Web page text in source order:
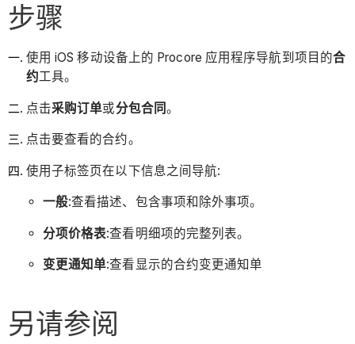
步骤
使用 iOS 移动设备上的 Procore 应用程序导航到项目的合
约工具。
点击采购订单或分包合同。
点击要查看的合约。
使用子标签页在以下信息之间导航:
一般:查看描述、包含事项和除外事项。
分项价格表:查看明细项的完整列表。
变更通知单:查看显示的合约变更通知单
另请参阅